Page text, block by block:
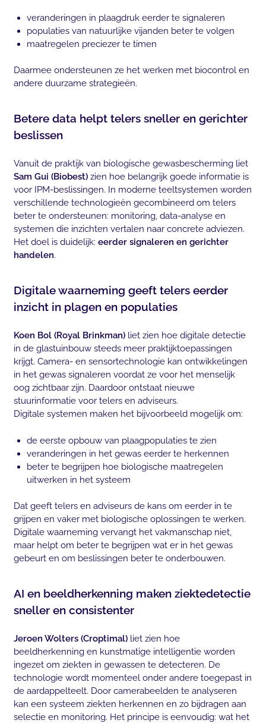
veranderingen in plaagdruk eerder te signaleren
populaties van natuurlijke vijanden beter te volgen
maatregelen preciezer te timen
Daarmee ondersteunen ze het werken met biocontrol en
andere duurzame strategieën.
Betere data helpt telers sneller en gerichter
beslissen
Vanuit de praktijk van biologische gewasbescherming liet
Sam Gui (Biobest)zien hoe belangrijk goede informatie is
voor IPM-beslissingen. In moderne teeltsystemen worden
verschillende technologieën gecombineerd om telers
beter te ondersteunen: monitoring, data-analyse en
systemen die inzichten vertalen naar concrete adviezen.
Het doel is duidelijk: eerder signaleren en gerichter
handelen.
Digitale waarneming geeft telers eerder
inzicht in plagen en populaties
Koen Bol (Royal Brinkman)liet zien hoe digitale detectie
in de glastuinbouw steeds meer praktijktoepassingen
krijgt. Camera- en sensortechnologie kan ontwikkelingen
in het gewas signaleren voordat ze voor het menselijk
oog zichtbaar zijn. Daardoor ontstaat nieuwe
stuurinformatie voor telers en adviseurs.
Digitale systemen maken het bijvoorbeeld mogelijk om:
de eerste opbouw van plaagpopulaties te zien
veranderingen in het gewas eerder te herkennen
beter te begrijpen hoe biologische maatregelen
uitwerken in het systeem
Dat geeft telers en adviseurs de kans om eerder in te
grijpen en vaker met biologische oplossingen te werken.
Digitale waarneming vervangt het vakmanschap niet,
maar helpt om beter te begrijpen wat er in het gewas
gebeurt en om beslissingen beter te onderbouwen.
AI en beeldherkenning maken ziektedetectie
sneller en consistenter
Jeroen Wolters (Croptimal)liet zien hoe
beeldherkenning en kunstmatige intelligentie worden
ingezet om ziekten in gewassen te detecteren. De
technologie wordt momenteel onder andere toegepast in
de aardappelteelt. Door camerabeelden te analyseren
kan een systeem ziekten herkennen en zo bijdragen aan
selectie en monitoring. Het principe is eenvoudig: wat het